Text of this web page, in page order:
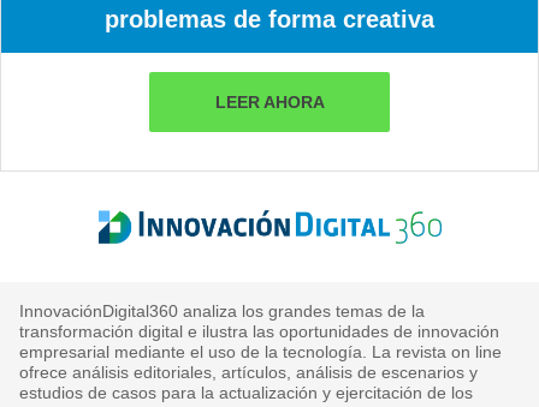
problemas de forma creativa
LEER AHORA
InnovaciónDigital360 analiza los grandes temas de la
transformación digital e ilustra las oportunidades de innovación
empresarial mediante el uso de la tecnología. La revista on line
ofrece análisis editoriales, artículos, análisis de escenarios y
estudios de casos para la actualización y ejercitación de los